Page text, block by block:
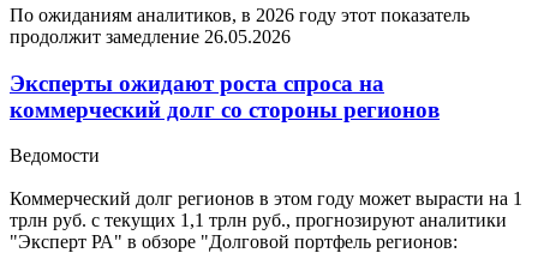
По ожиданиям аналитиков, в 2026 году этот показатель
продолжит замедление 26.05.2026
Эксперты ожидают роста спроса на
коммерческий долг со стороны регионов
Ведомости
Коммерческий долг регионов в этом году может вырасти на 1
трлн руб. с текущих 1,1 трлн руб., прогнозируют аналитики
"Эксперт РА" в обзоре "Долговой портфель регионов: